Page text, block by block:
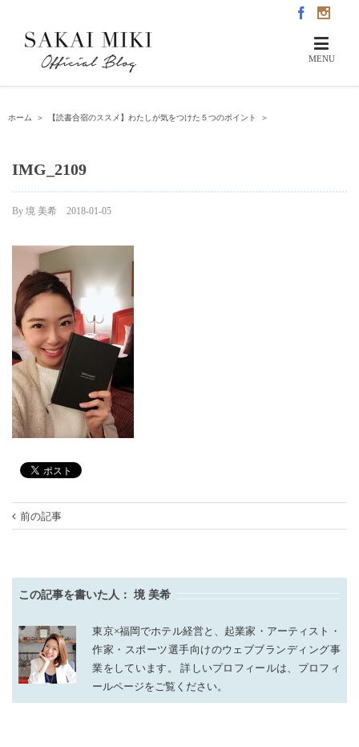
ホーム ＞ 【読書合宿のススメ】わたしが気をつけた５つのポイント ＞
IMG_2109
By 境 美希 2018-01-05
前の記事
この記事を書いた人：境 美希
東京×福岡でホテル経営と、起業家・アーティスト・
作家・スポーツ選手向けのウェブブランディング事
業をしています。 詳しいプロフィールは、プロフィ
ールページをご覧ください。